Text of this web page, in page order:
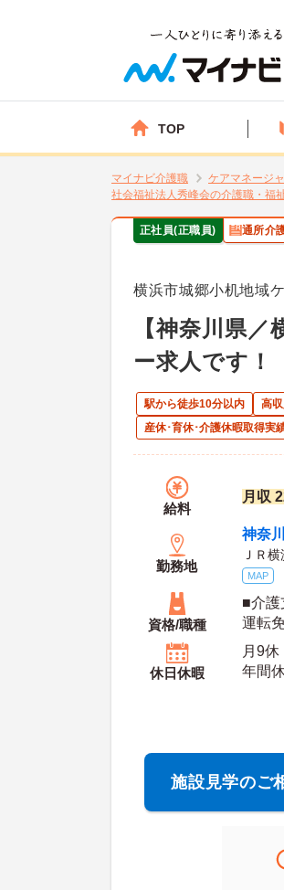
TOP
マイナビ介護職 ケアマネージ
社会福祉法人秀峰会の介護職・福
正社員(正職員) 通所介
横浜市城郷小机地域
【神奈川県
ー求人です！
駅から徒歩10分以内 高
産休･育休･介護休暇取得実
給料
月収
勤務地
神奈
ＪＲ
MAP
資格/職種
■介
運転
休日休暇
月9休
年間休日日数
施設見学のご